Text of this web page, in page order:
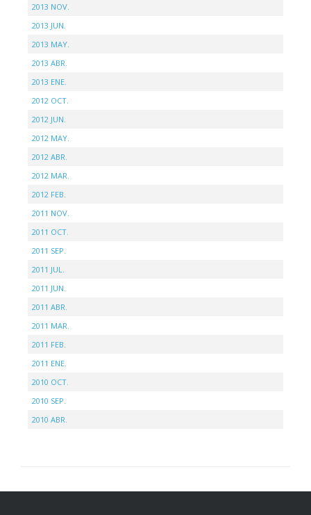
2013 NOV.
2013 JUN.
2013 MAY.
2013 ABR.
2013 ENE.
2012 OCT.
2012 JUN.
2012 MAY.
2012 ABR.
2012 MAR.
2012 FEB.
2011 NOV.
2011 OCT.
2011 SEP.
2011 JUL.
2011 JUN.
2011 ABR.
2011 MAR.
2011 FEB.
2011 ENE.
2010 OCT.
2010 SEP.
2010 ABR.